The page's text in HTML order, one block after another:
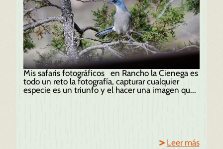
Mis safaris fotográficos en Rancho la Cienega es
todo un reto la fotografía, capturar cualquier
especie es un triunfo y el hacer una imagen qu...
Leer más